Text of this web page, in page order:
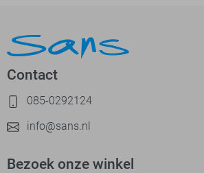
Contact
085-0292124
info@sans.nl
Bezoek onze winkel